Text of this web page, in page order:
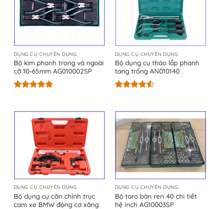
DỤNG CỤ CHUYÊN DỤNG
Bộ kìm phanh trong và ngoài
cỡ 10-65mm AG010002SP
5 sao
DỤNG CỤ CHUYÊN DỤNG
Bộ dụng cụ tháo lắp phanh
tang trống AN010140
5 sao
DỤNG CỤ CHUYÊN DỤNG
Bộ dụng cụ căn chỉnh trục
cam xe BMW động cơ xăng
DỤNG CỤ CHUYÊN DỤNG
Bộ taro bàn ren 40 chi tiết
hệ inch AG10003SP